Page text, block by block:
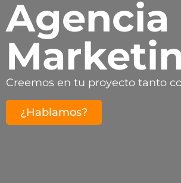
Agencia
Creemos en tu proyecto tanto
¿Hablamos?